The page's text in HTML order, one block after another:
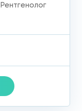
Рентгенолог